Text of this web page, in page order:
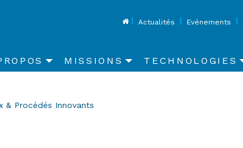
TopActualités Evénements
MISSIONS TECHNOLOGIES
& Procédés Innovants